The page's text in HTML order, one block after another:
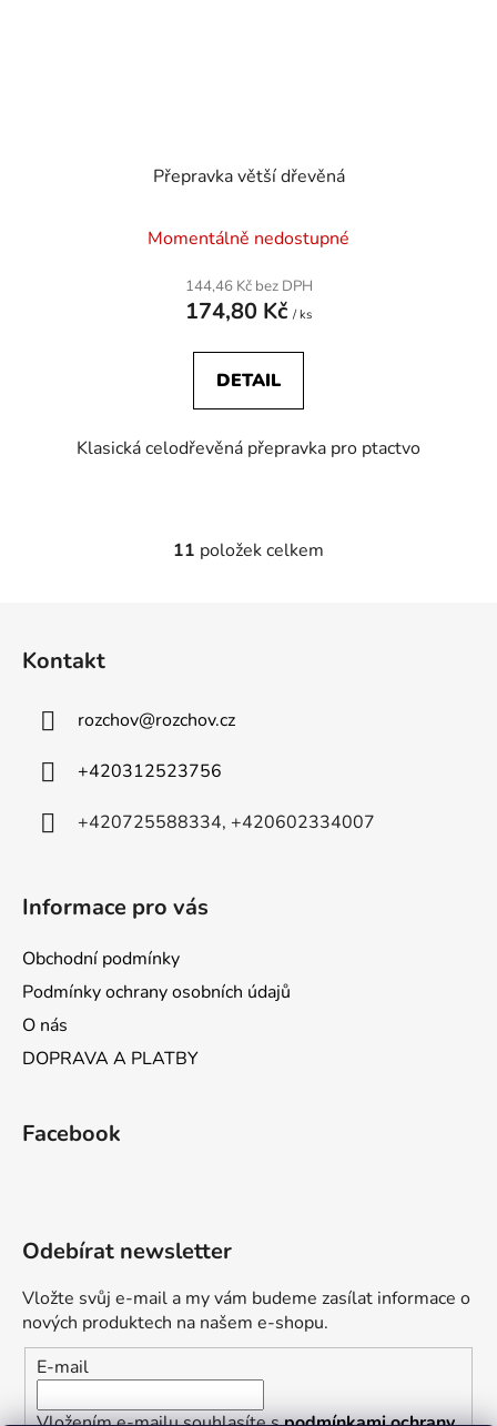
Přepravka větší dřevěná
Momentálně nedostupné
144,46 Kč bez DPH
174,80 Kč / ks
DETAIL
Klasická celodřevěná přepravka pro ptactvo
O
k
s
u
11 položek celkem
Kontakt
rozchov@rozchov.cz
+420312523756
+420725588334, +420602334007
Informace pro vás
Obchodní podmínky
Podmínky ochrany osobních údajů
O nás
DOPRAVA A PLATBY
Facebook
Odebírat newsletter
Vložte svůj e-mail a my vám budeme zasílat informace o
nových produktech na našem e-shopu.
E-mail